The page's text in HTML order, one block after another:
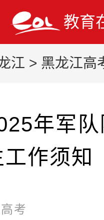
教育
江 > 黑龙江高
年军
作须知
考